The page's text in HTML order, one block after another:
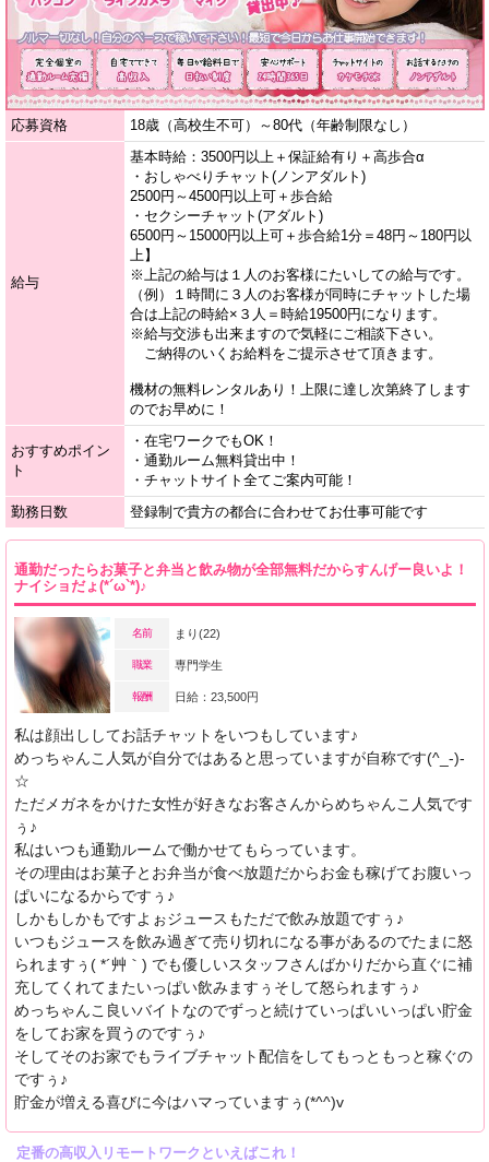
応募資格 18歳（高校生不可）～80代（年齢制限なし）
給与
基本時給：3500円以上＋保証給有り＋高歩合α
・おしゃべりチャット(ノンアダルト)
2500円～4500円以上可＋歩合給
・セクシーチャット(アダルト)
6500円～15000円以上可＋歩合給1分＝48円～180円以
上】
※上記の給与は１人のお客様にたいしての給与です。
（例）１時間に３人のお客様が同時にチャットした場
合は上記の時給×３人＝時給19500円になります。
※給与交渉も出来ますので気軽にご相談下さい。
ご納得のいくお給料をご提示させて頂きます。
機材の無料レンタルあり！上限に達し次第終了します
のでお早めに！
おすすめポイン
ト
・在宅ワークでもOK！
・通勤ルーム無料貸出中！
・チャットサイト全てご案内可能！
勤務日数
登録制で貴方の都合に合わせてお仕事可能です
通勤だったらお菓子と弁当と飲み物が全部無料だからすんげー良いよ！
ナイショだょ(*´ω`*)♪
名前 まり(22)
職業 専門学生
報酬 日給：23,500円
私は顔出ししてお話チャットをいつもしています♪
めっちゃんこ人気が自分ではあると思っていますが自称です(^_-)-
☆
ただメガネをかけた女性が好きなお客さんからめちゃんこ人気です
ぅ♪
私はいつも通勤ルームで働かせてもらっています。
その理由はお菓子とお弁当が食べ放題だからお金も稼げてお腹いっ
ぱいになるからですぅ♪
しかもしかもですよぉジュースもただで飲み放題ですぅ♪
いつもジュースを飲み過ぎて売り切れになる事があるのでたまに怒
られますぅ( *´艸｀) でも優しいスタッフさんばかりだから直ぐに補
充してくれてまたいっぱい飲みますぅそして怒られますぅ♪
めっちゃんこ良いバイトなのでずっと続けていっぱいいっぱい貯金
をしてお家を買うのですぅ♪
そしてそのお家でもライブチャット配信をしてもっともっと稼ぐの
ですぅ♪
貯金が増える喜びに今はハマっていますぅ(*^^)v
定番の高収入リモートワークといえばこれ！